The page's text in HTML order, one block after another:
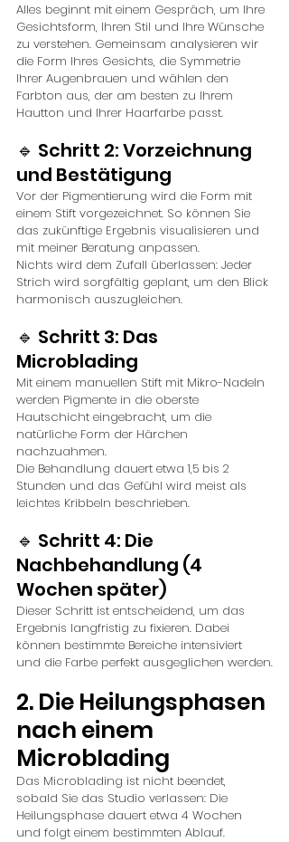
Alles beginnt mit einem Gespräch, um Ihre
Gesichtsform, Ihren Stil und Ihre Wünsche
zu verstehen. Gemeinsam analysieren wir
die Form Ihres Gesichts, die Symmetrie
Ihrer Augenbrauen und wählen den
Farbton aus, der am besten zu Ihrem
Hautton und Ihrer Haarfarbe passt.
🔹 Schritt 2: Vorzeichnung
und Bestätigung
Vor der Pigmentierung wird die Form mit
einem Stift vorgezeichnet. So können Sie
das zukünftige Ergebnis visualisieren und
mit meiner Beratung anpassen.
Nichts wird dem Zufall überlassen: Jeder
Strich wird sorgfältig geplant, um den Blick
harmonisch auszugleichen.
🔹 Schritt 3: Das
Microblading
Mit einem manuellen Stift mit Mikro-Nadeln
werden Pigmente in die oberste
Hautschicht eingebracht, um die
natürliche Form der Härchen
nachzuahmen.
Die Behandlung dauert etwa 1,5 bis 2
Stunden und das Gefühl wird meist als
leichtes Kribbeln beschrieben.
🔹 Schritt 4: Die
Nachbehandlung (4
Wochen später)
Dieser Schritt ist entscheidend, um das
Ergebnis langfristig zu fixieren. Dabei
können bestimmte Bereiche intensiviert
und die Farbe perfekt ausgeglichen werden.
2. Die Heilungsphasen
nach einem
Microblading
Das Microblading ist nicht beendet,
sobald Sie das Studio verlassen: Die
Heilungsphase dauert etwa 4 Wochen
und folgt einem bestimmten Ablauf.